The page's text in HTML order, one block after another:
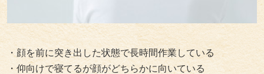
・顔を前に突き出した状態で長時間作業している
・仰向けで寝てるが顔がどちらかに向いている